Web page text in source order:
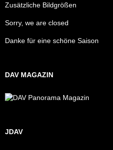
Zusätzliche Bildgrößen
Sorry, we are closed
Danke für eine schöne Saison
DAV MAGAZIN
JDAV